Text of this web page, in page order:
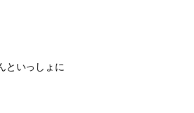
といっしょに